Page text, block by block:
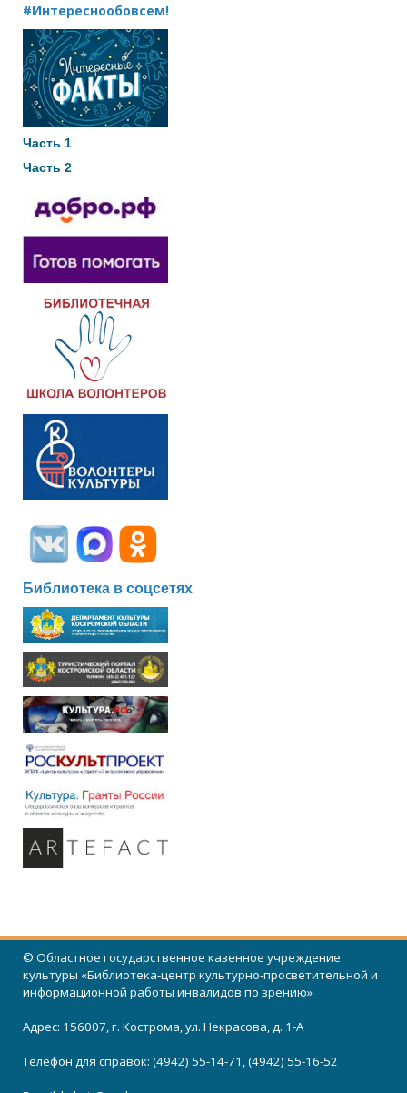
#Интереснообовсем!
Часть 1
Часть 2
Библиотека в соцсетях
© Областное государственное казенное учреждение
культуры «Библиотека-центр культурно-просветительной и
информационной работы инвалидов по зрению»
Адрес: 156007, г. Кострома, ул. Некрасова, д. 1-А
Телефон для справок: (4942) 55-14-71, (4942) 55-16-52